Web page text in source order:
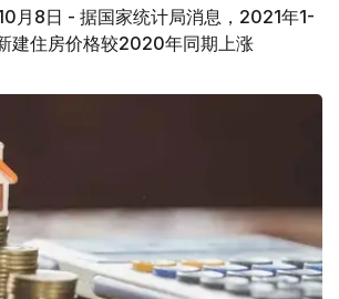
月8日 - 据国家统计局消息，2021年1-
建住房价格较2020年同期上涨